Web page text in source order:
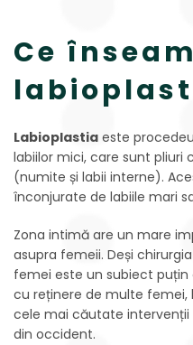
Ce
Labioplastia este
labiilor mici, care sunt
(numite și labii interne).
înconjurate de labiile mari
Zona intimă are un mare
asupra femeii. Deși
femei este un subiect
cu reținere de multe femei,
cele mai căutate
din occident.